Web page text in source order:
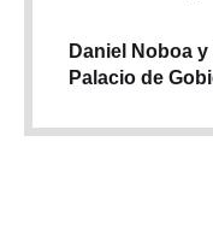
Daniel Noboa
Palacio de